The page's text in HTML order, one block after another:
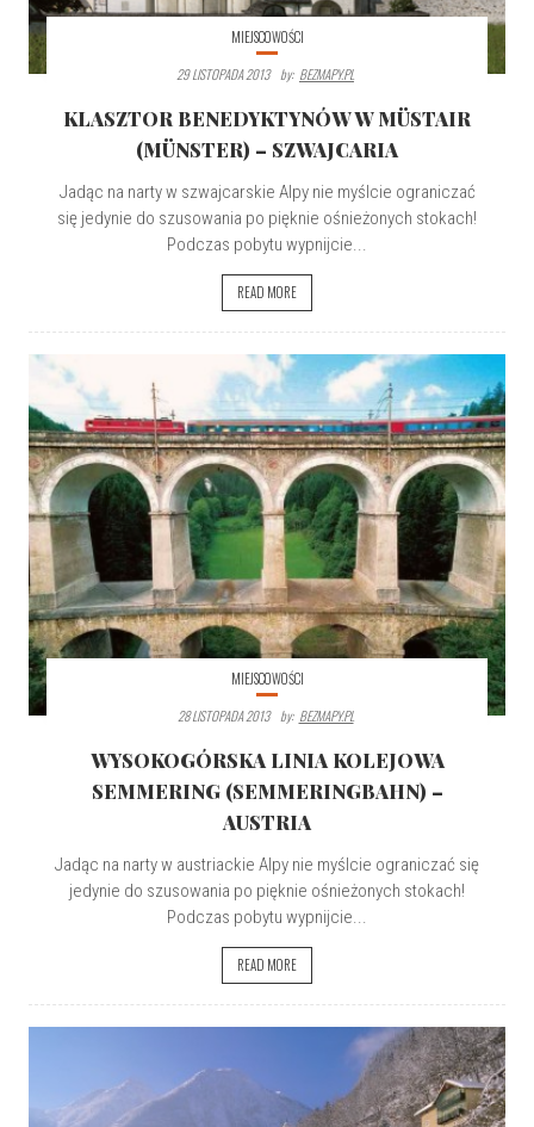
MIEJSCOWOŚCI
29 LISTOPADA 2013 By: BEZMAPY.PL
KLASZTOR BENEDYKTYNÓW W MÜSTAIR
(MÜNSTER) – SZWAJCARIA
Jadąc na narty w szwajcarskie Alpy nie myślcie ograniczać
się jedynie do szusowania po pięknie ośnieżonych stokach!
Podczas pobytu wypnijcie...
READ MORE
MIEJSCOWOŚCI
28 LISTOPADA 2013
By: BEZMAPY.PL
WYSOKOGÓRSKA LINIA KOLEJOWA
SEMMERING (SEMMERINGBAHN) –
AUSTRIA
Jadąc na narty w austriackie Alpy nie myślcie ograniczać się
jedynie do szusowania po pięknie ośnieżonych stokach!
Podczas pobytu wypnijcie...
READ MORE